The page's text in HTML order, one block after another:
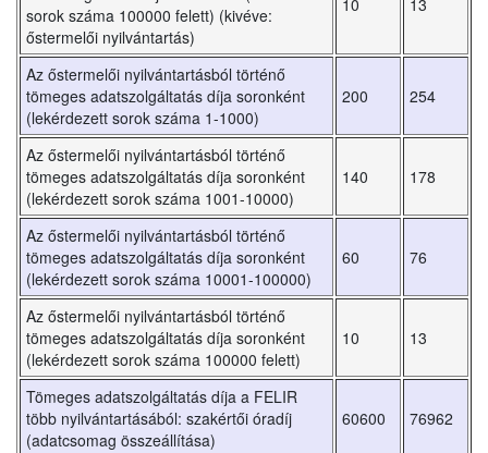
sorok száma 100000 felett) (kivéve:
őstermelői nyilvántartás)
10 13
Az őstermelői nyilvántartásból történő
tömeges adatszolgáltatás díja soronként
(lekérdezett sorok száma 1-1000)
200 254
Az őstermelői nyilvántartásból történő
tömeges adatszolgáltatás díja soronként
(lekérdezett sorok száma 1001-10000)
140 178
Az őstermelői nyilvántartásból történő
tömeges adatszolgáltatás díja soronként
(lekérdezett sorok száma 10001-100000)
60 76
Az őstermelői nyilvántartásból történő
tömeges adatszolgáltatás díja soronként
(lekérdezett sorok száma 100000 felett)
10 13
Tömeges adatszolgáltatás díja a FELIR
több nyilvántartásából: szakértői óradíj
(adatcsomag összeállítása)
60600 76962